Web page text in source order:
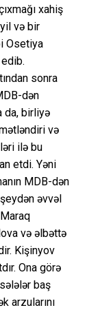
xahiş
və bir
Osetiya
sonra
dən
da, birliyə
və
ilə bu
etdi. Yəni
MDB-dən
şeydən əvvəl
və əlbəttə
Kişinyov
Ona görə
baş
arzularını